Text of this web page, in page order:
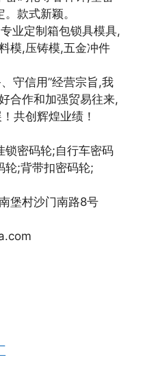
款式新颖。
业定制箱包锁具模具,
模,压铸模,五金冲件
守信用”经营宗旨,我
合作和加强贸易往来,
共创辉煌业绩！
锁密码轮;自行车密码
轮;背带扣密码轮;
堡村沙门南路8号